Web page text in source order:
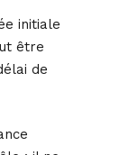
initiale
être
de